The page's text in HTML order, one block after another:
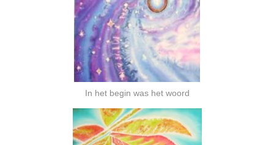
In het begin was het woord